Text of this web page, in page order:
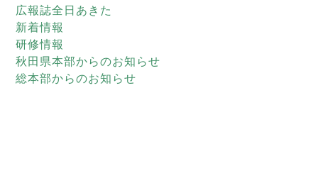
広報誌全日あきた
新着情報
研修情報
秋田県本部からのお知らせ
総本部からのお知らせ